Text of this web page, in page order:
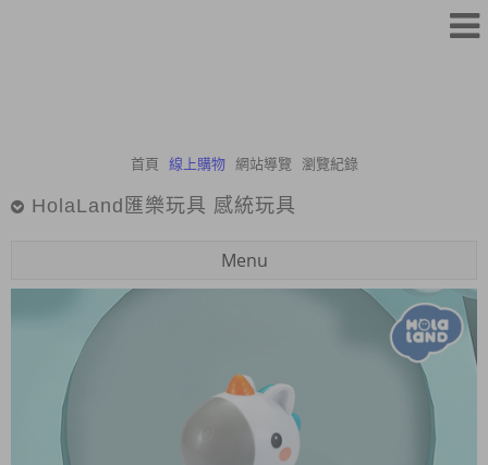
首頁 線上購物 網站導覽 瀏覽紀錄
HolaLand匯樂玩具 感統玩具
Menu